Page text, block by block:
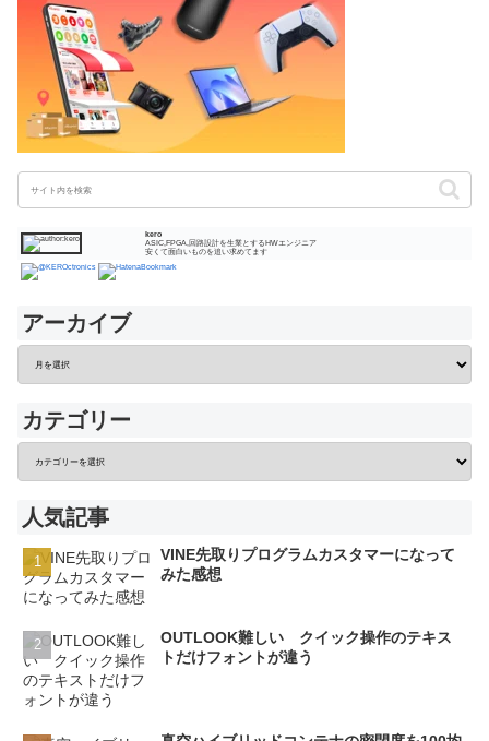
kero
ASIC,FPGA,回路設計を生業とするHWエンジニア
安くて面白いものを追い求めてます
アーカイブ
カテゴリー
人気記事
VINE先取りプログラムカスタマーになって
みた感想
OUTLOOK難しい クイック操作のテキス
トだけフォントが違う